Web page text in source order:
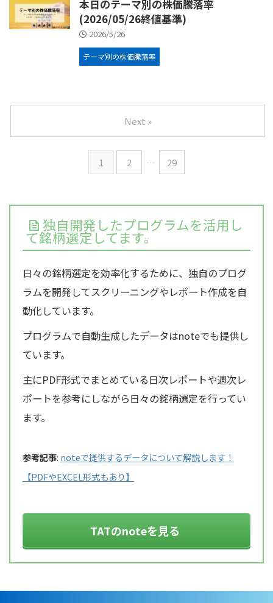
本日のテーマ別の株価騰落率
(2026/05/26終値基準)
2026/5/26
テーマ別の株価騰落率
1 2 … 29
Next »
独自開発したプログラムを活用し
て銘柄選定してます。
日々の銘柄選定を効率化するために、独自のプログ
ラムを開発してスクリーニングやレポート作成を自
動化しています。
プログラムで自動生成したデータはnoteでも提供し
ています。
主にPDF形式でまとめている日次レポートや週次レ
ポートを参考にしながら日々の銘柄選定を行ってい
ます。
参考記事: noteで提供するデータについて解説します！
【PDFやEXCEL形式もあり】
TATのnoteを見る